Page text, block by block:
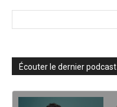
Écouter le dernier podcast